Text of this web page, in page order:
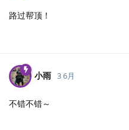
路过帮顶！
小雨 3 6月
不错不错～